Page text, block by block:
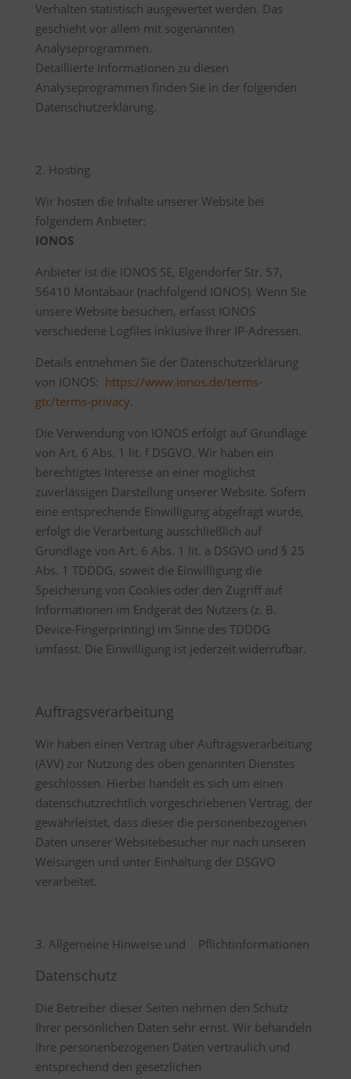
Verhalten statistisch ausgewertet werden. Das
geschieht vor allem mit sogenannten
Analyseprogrammen.
Detaillierte Informationen zu diesen
Analyseprogrammen finden Sie in der folgenden
Datenschutzerklärung.
2. Hosting
Wir hosten die Inhalte unserer Website bei
folgendem Anbieter:
IONOS
Anbieter ist die IONOS SE, Elgendorfer Str. 57,
56410 Montabaur (nachfolgend IONOS). Wenn Sie
unsere Website besuchen, erfasst IONOS
verschiedene Logfiles inklusive Ihrer IP-Adressen.
Details entnehmen Sie der Datenschutzerklärung
von IONOS: https://www.ionos.de/terms-
gtc/terms-privacy.
Die Verwendung von IONOS erfolgt auf Grundlage
von Art. 6 Abs. 1 lit. f DSGVO. Wir haben ein
berechtigtes Interesse an einer möglichst
zuverlässigen Darstellung unserer Website. Sofern
eine entsprechende Einwilligung abgefragt wurde,
erfolgt die Verarbeitung ausschließlich auf
Grundlage von Art. 6 Abs. 1 lit. a DSGVO und § 25
Abs. 1 TDDDG, soweit die Einwilligung die
Speicherung von Cookies oder den Zugriff auf
Informationen im Endgerät des Nutzers (z. B.
Device-Fingerprinting) im Sinne des TDDDG
umfasst. Die Einwilligung ist jederzeit widerrufbar.
Auftragsverarbeitung
Wir haben einen Vertrag über Auftragsverarbeitung
(AVV) zur Nutzung des oben genannten Dienstes
geschlossen. Hierbei handelt es sich um einen
datenschutzrechtlich vorgeschriebenen Vertrag, der
gewährleistet, dass dieser die personenbezogenen
Daten unserer Websitebesucher nur nach unseren
Weisungen und unter Einhaltung der DSGVO
verarbeitet.
3. Allgemeine Hinweise und Pflichtinformationen
Datenschutz
Die Betreiber dieser Seiten nehmen den Schutz
Ihrer persönlichen Daten sehr ernst. Wir behandeln
Ihre personenbezogenen Daten vertraulich und
entsprechend den gesetzlichen